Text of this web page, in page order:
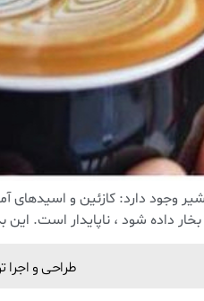
وجود دارد: کازئین و اسیدهای
طراحی و اجرا